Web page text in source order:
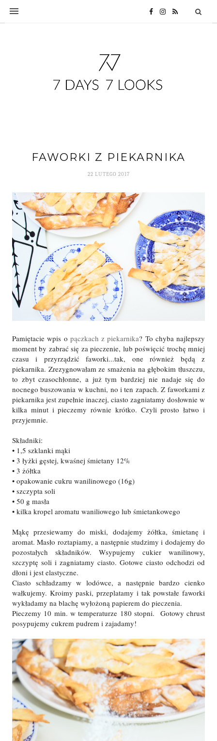
FAWORKI Z PIEKARNIKA
22 LUTEGO 2017
Pamiętacie wpis o pączkach z piekarnika? To chyba najlepszy
moment by zabrać się za pieczenie, lub poświęcić trochę mniej
czasu i przyrządzić faworki...tak, one również będą z
piekarnika. Zrezygnowałam ze smażenia na głębokim tłuszczu,
to zbyt czasochłonne, a już tym bardziej nie nadaje się do
nocnego buszowania w kuchni, no i ten zapach. Z faworkami z
piekarnika jest zupełnie inaczej, ciasto zagniatamy dosłownie w
kilka minut i pieczemy równie krótko. Czyli prosto łatwo i
przyjemnie.
Składniki:
• 1,5 szklanki mąki
• 3 łyżki gęstej, kwaśnej śmietany 12%
• 3 żółtka
• opakowanie cukru wanilinowego (16g)
• szczypta soli
• 50 g masła
• kilka kropel aromatu waniliowego lub śmietankowego
Mąkę przesiewamy do miski, dodajemy żółtka, śmietanę i
aromat. Masło roztapiamy, a następnie studzimy i dodajemy do
pozostałych składników. Wsypujemy cukier wanilinowy,
szczyptę soli i zagniatamy ciasto. Gotowe ciasto odchodzi od
dłoni i jest elastyczne.
Ciasto schładzamy w lodówce, a następnie bardzo cienko
wałkujemy. Kroimy paski, przeplatamy i tak powstałe faworki
wykładamy na blachę wyłożoną papierem do pieczenia.
Pieczemy 10 min. w temperaturze 180 stopni. Gotowy chrust
posypujemy cukrem pudrem i zajadamy!